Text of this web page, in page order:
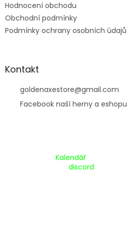
Hodnocení obchodu
Obchodní podmínky
Podmínky ochrany osobních údajů
Kontakt
goldenaxestore@gmail.com
Facebook naší herny a eshopu
Kalendář
discord